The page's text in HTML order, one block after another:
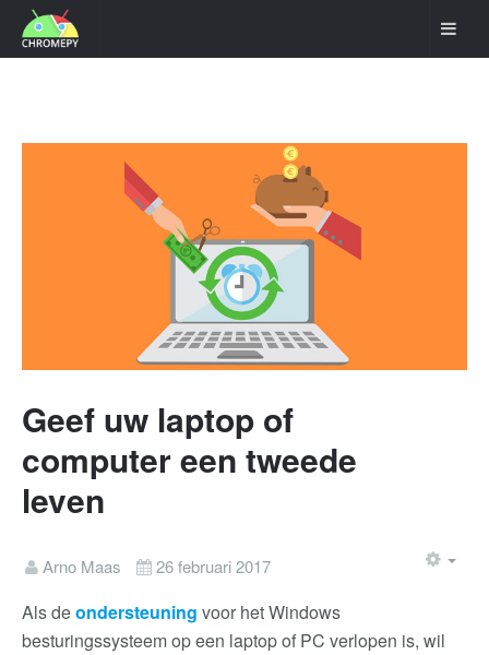
Geef uw laptop of
computer een tweede
leven
Arno Maas 26 februari 2017
Als deondersteuning voor het Windows
besturingssysteem op een laptop of PC verlopen is, wil